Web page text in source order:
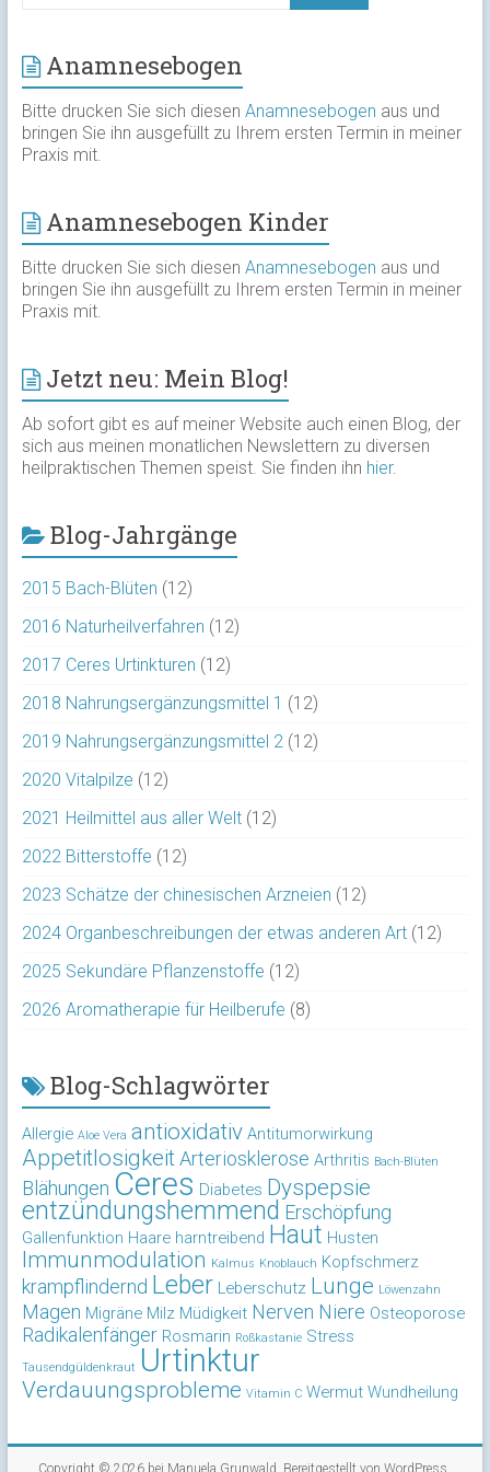
Anamnesebogen
Bitte drucken Sie sich diesen Anamnesebogen aus und
bringen Sie ihn ausgefüllt zu Ihrem ersten Termin in meiner
Praxis mit.
Anamnesebogen Kinder
Bitte drucken Sie sich diesen Anamnesebogen aus und
bringen Sie ihn ausgefüllt zu Ihrem ersten Termin in meiner
Praxis mit.
Jetzt neu: Mein Blog!
Ab sofort gibt es auf meiner Website auch einen Blog, der
sich aus meinen monatlichen Newslettern zu diversen
heilpraktischen Themen speist. Sie finden ihn hier.
Blog-Jahrgänge
2015 Bach-Blüten (12)
2016 Naturheilverfahren (12)
2017 Ceres Urtinkturen (12)
2018 Nahrungsergänzungsmittel 1 (12)
2019 Nahrungsergänzungsmittel 2 (12)
2020 Vitalpilze (12)
2021 Heilmittel aus aller Welt(12)
2022 Bitterstoffe (12)
2023 Schätze der chinesischen Arzneien (12)
2024 Organbeschreibungen der etwas anderen Art(12)
2025 Sekundäre Pflanzenstoffe (12)
2026 Aromatherapie für Heilberufe (8)
Blog-Schlagwörter
Allergie Aloe Vera antioxidativ Antitumorwirkung
Appetitlosigkeit Arteriosklerose Arthritis Bach-Blüten
Blähungen Ceres Diabetes Dyspepsie
entzündungshemmend Erschöpfung
Gallenfunktion Haare harntreibend Haut Husten
Immunmodulation Kalmus Knoblauch Kopfschmerz
krampflindernd Leber Leberschutz Lunge Löwenzahn
Magen Migräne Milz Müdigkeit Nerven Niere Osteoporose
Radikalenfänger Rosmarin Roßkastanie Stress
Tausendgüldenkraut Urtinktur
Verdauungsprobleme Vitamin C Wermut Wundheilung
Copyright © 2026 bei Manuela Grunwald . Bereitgestellt vonWordPress